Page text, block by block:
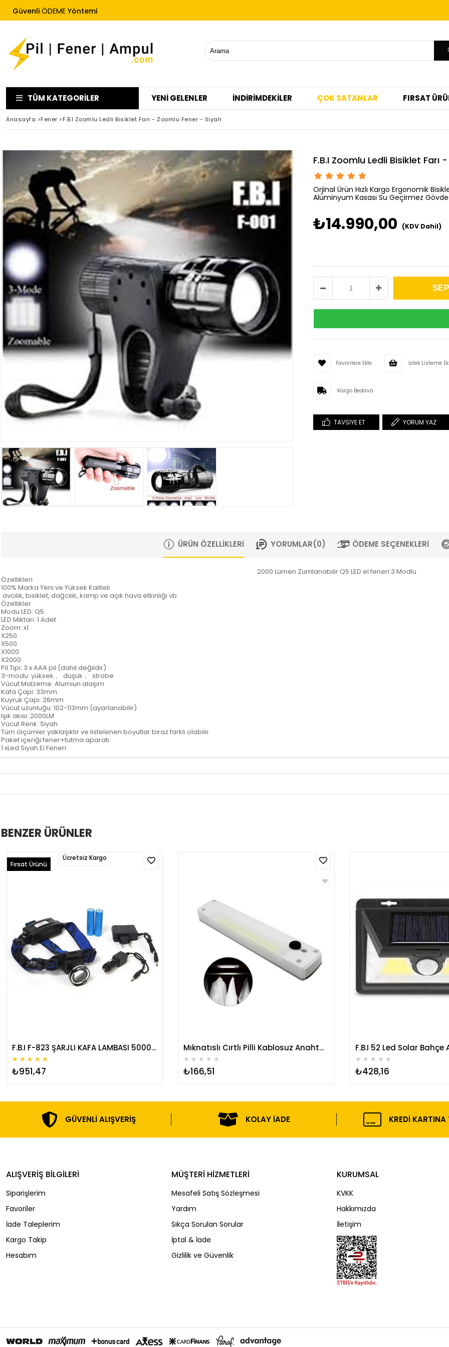
Güvenli ÖDEME Yöntemi
Ücretsiz İade Garantisi
TÜM KATEGORILER YENİ GELENLER İNDİRİMDEKİLER ÇOK SATANLAR FIRSAT
Anasayfa >Fener >F.B.I Zoomlu Ledli Bisiklet Farı - Zoomlu Fener - Siyah
F.B.I Zoomlu Ledli Bisiklet
Orjinal Ürün Hızlı Kargo Ergonomik
Alüminyum Kasası Su Geçirmez
₺14.990,00 (KDV Dahil)
Favorilere Ekle İstek Listeme
Kargo Bedava
TAVSIYE ET YORUM YAZ
ÜRÜN ÖZELLIKLERI YORUMLAR(0) ÖDEME SEÇENEKLERI
2000 Lümen Zumlanabilir Q5 LED el feneri 3 Modlu
Özellikleri
100% Marka Yeni ve Yüksek Kaliteli
avcılık, bisiklet, dağcılık, kamp ve açık hava etkinliği vb.
Özellikler
Modu LED: Q5
LED Miktarı: 1 Adet
Zoom: x1
X250
X500
X1000
X2000
Pil Tipi: 3 x AAA pil (dahil değildir)
3-modu: yüksek 、 düşük 、 strobe
Vücut Malzeme: Alumiun alaşım
Kafa Çapı: 33mm
Kuyruk Çapı: 26mm
Vücut uzunluğu: 102-113mm (ayarlanabilir)
Işık akısı: 2000LM
Vücut Renk: Siyah
Tüm ölçümler yaklaşıktır ve listelenen boyutlar biraz farklı olabilir.
Paket içeriği:fener+tutma aparatı
1 xLed Siyah El Feneri
BENZER ÜRÜNLER
F.B.I F-823 ŞARJLI KAFA LAMBASI 5000 LUMEN
★★★★★
₺951,47
Ücretsiz Kargo
Fırsat Ürünü
Mıknatıslı Cırtlı Pilli Kablosuz Anahtarlı LED Lamba
★★★★★
₺166,51
★★★★★
₺428,16
GÜVENLI ALIŞVERIŞ KOLAY İADE KREDI
ALIŞVERİŞ BİLGİLERİ
Siparişlerim
Favoriler
İade Taleplerim
Kargo Takip
Hesabım
MÜŞTERİ HİZMETLERİ
Mesafeli Satış Sözleşmesi
Yardım
Sıkça Sorulan Sorular
İptal & İade
Gizlilik ve Güvenlik
KURUMSAL
KVKK
Hakkımızda
İletişim